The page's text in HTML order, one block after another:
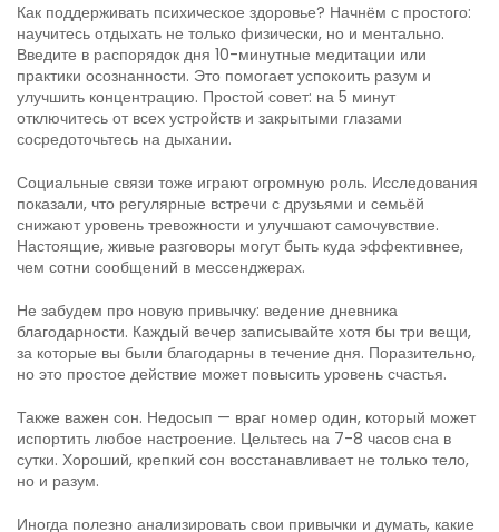
Как поддерживать психическое здоровье? Начнём с простого:
научитесь отдыхать не только физически, но и ментально.
Введите в распорядок дня 10-минутные медитации или
практики осознанности. Это помогает успокоить разум и
улучшить концентрацию. Простой совет: на 5 минут
отключитесь от всех устройств и закрытыми глазами
сосредоточьтесь на дыхании.
Социальные связи тоже играют огромную роль. Исследования
показали, что регулярные встречи с друзьями и семьёй
снижают уровень тревожности и улучшают самочувствие.
Настоящие, живые разговоры могут быть куда эффективнее,
чем сотни сообщений в мессенджерах.
Не забудем про новую привычку: ведение дневника
благодарности. Каждый вечер записывайте хотя бы три вещи,
за которые вы были благодарны в течение дня. Поразительно,
но это простое действие может повысить уровень счастья.
Также важен сон. Недосып — враг номер один, который может
испортить любое настроение. Цельтесь на 7-8 часов сна в
сутки. Хороший, крепкий сон восстанавливает не только тело,
но и разум.
Иногда полезно анализировать свои привычки и думать, какие